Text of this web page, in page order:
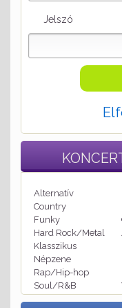
Jelszó
Alternatív
Country
Funky
Hard Rock/Metal
Klasszikus
Népzene
Rap/Hip-hop
Soul/R&B